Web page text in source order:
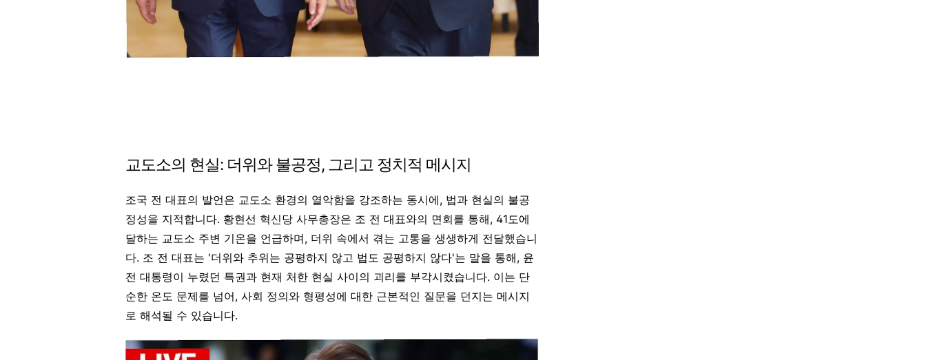
교도소의 현실: 더위와 불공정, 그리고 정치적 메시지
조국 전 대표의 발언은 교도소 환경의 열악함을 강조하는 동시에, 법과 현실의 불공
정성을 지적합니다. 황현선 혁신당 사무총장은 조 전 대표와의 면회를 통해, 41도에
달하는 교도소 주변 기온을 언급하며, 더위 속에서 겪는 고통을 생생하게 전달했습니
다. 조 전 대표는 '더위와 추위는 공평하지 않고 법도 공평하지 않다'는 말을 통해, 윤
전 대통령이 누렸던 특권과 현재 처한 현실 사이의 괴리를 부각시켰습니다. 이는 단
순한 온도 문제를 넘어, 사회 정의와 형평성에 대한 근본적인 질문을 던지는 메시지
로 해석될 수 있습니다.